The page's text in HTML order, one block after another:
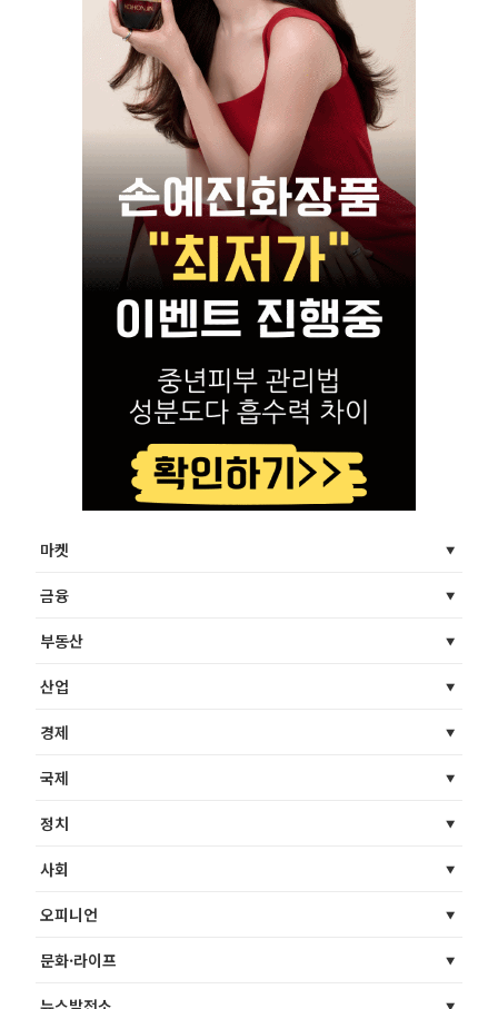
마켓
금융
부동산
산업
경제
국제
정치
사회
오피니언
문화·라이프